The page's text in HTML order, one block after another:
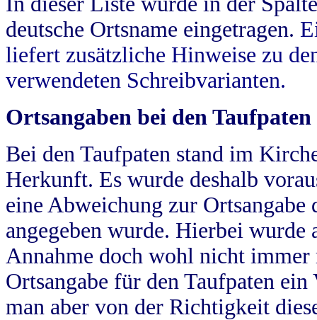
deutsche Ortsname eingetragen.
liefert zusätzliche Hinweise zu
verwendeten Schreibvarianten.
Ortsangaben bei den Taufpaten
Bei den Taufpaten stand im
Herkunft. Es wurde deshalb
eine Abweichung zur
angegeben wurde. Hierbei wurde
Annahme doch wohl nicht
Ortsangabe für den Taufpaten
man aber von der Richtigkeit